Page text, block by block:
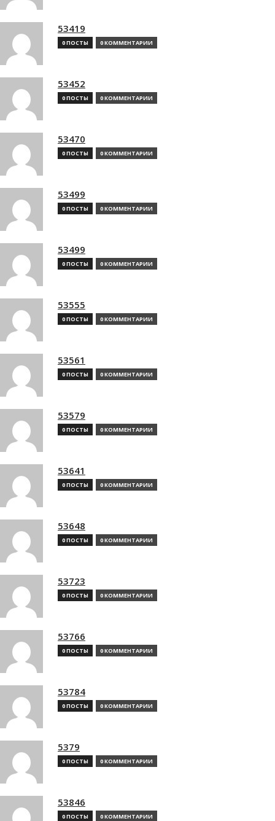
53419
0 ПОСТЫ 0 КОММЕНТАРИИ
53452
0 ПОСТЫ 0 КОММЕНТАРИИ
53470
0 ПОСТЫ 0 КОММЕНТАРИИ
53499
0 ПОСТЫ 0 КОММЕНТАРИИ
53499
0 ПОСТЫ 0 КОММЕНТАРИИ
53555
0 ПОСТЫ 0 КОММЕНТАРИИ
53561
0 ПОСТЫ 0 КОММЕНТАРИИ
53579
0 ПОСТЫ 0 КОММЕНТАРИИ
53641
0 ПОСТЫ 0 КОММЕНТАРИИ
53648
0 ПОСТЫ 0 КОММЕНТАРИИ
53723
0 ПОСТЫ 0 КОММЕНТАРИИ
53766
0 ПОСТЫ 0 КОММЕНТАРИИ
53784
0 ПОСТЫ 0 КОММЕНТАРИИ
5379
0 ПОСТЫ 0 КОММЕНТАРИИ
53846
0 ПОСТЫ 0 КОММЕНТАРИИ